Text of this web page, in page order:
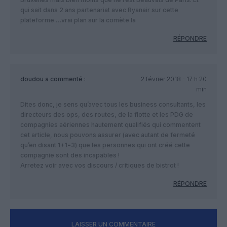
qui sait dans 2 ans partenariat avec Ryanair sur cette
plateforme …vrai plan sur la comète la
RÉPONDRE
doudou a commenté :
2 février 2018 - 17 h 20
min
Dites donc, je sens qu’avec tous les business consultants, les
directeurs des ops, des routes, de la flotte et les PDG de
compagnies aériennes hautement qualifiés qui commentent
cet article, nous pouvons assurer (avec autant de fermeté
qu’en disant 1+1=3) que les personnes qui ont créé cette
compagnie sont des incapables !
Arretez voir avec vos discours / critiques de bistrot !
RÉPONDRE
LAISSER UN COMMENTAIRE